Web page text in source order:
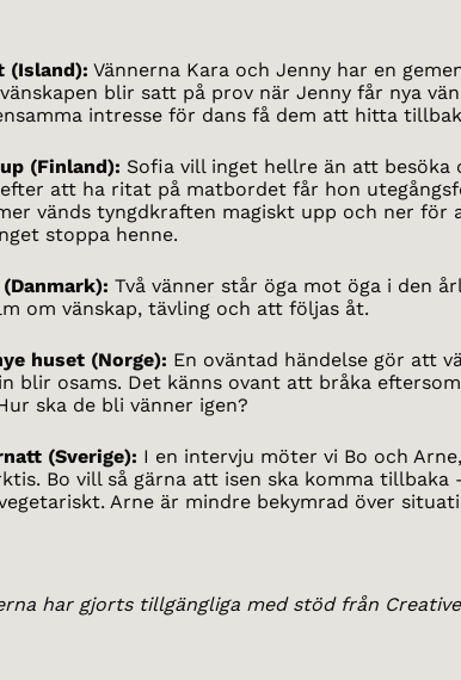
(Island): Vännerna Kara och Jenny har en
blir satt på prov när Jenny får nya
intresse för dans få dem att hitta
(Finland): Sofia vill inget hellre än att besöka
att ha ritat på matbordet får hon
vänds tyngdkraften magiskt upp och ner
stoppa henne.
Två vänner står öga mot öga i den
om vänskap, tävling och att följas åt.
huset (Norge): En oväntad händelse gör att
blir osams. Det känns ovant att bråka
ska de bli vänner igen?
(Sverige): I en intervju möter vi Bo och
Bo vill så gärna att isen ska komma
Arne är mindre bekymrad över
har gjorts tillgängliga med stöd från